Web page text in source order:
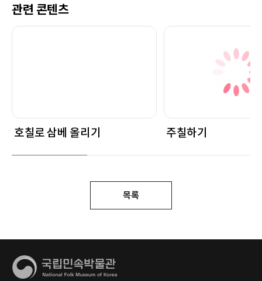
관련 콘텐츠
호칠로 삼베 올리기 주칠하기
목록